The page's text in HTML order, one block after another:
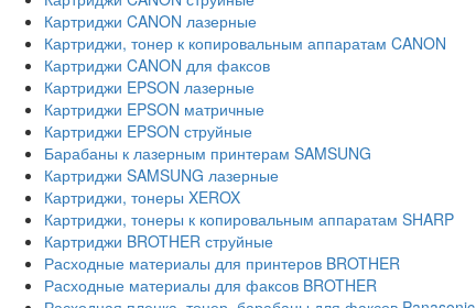
Картриджи CANON лазерные
Картриджи, тонер к копировальным аппаратам CANON
Картриджи CANON для факсов
Картриджи EPSON лазерные
Картриджи EPSON матричные
Картриджи EPSON струйные
Барабаны к лазерным принтерам SAMSUNG
Картриджи SAMSUNG лазерные
Картриджи, тонеры XEROX
Картриджи, тонеры к копировальным аппаратам SHARP
Картриджи BROTHER струйные
Расходные материалы для принтеров BROTHER
Расходные материалы для факсов BROTHER